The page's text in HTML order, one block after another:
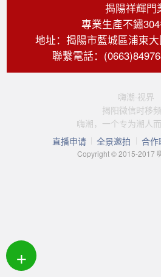
揭陽祥輝門
專業生產不鏽
地址：揭陽市藍城區浦東
聯繫電話：
嗨潮·视界
揭阳微信时移
嗨潮，一个专为潮人
直播申请
全景邀拍 合作
Copyright © 2015-2017
+